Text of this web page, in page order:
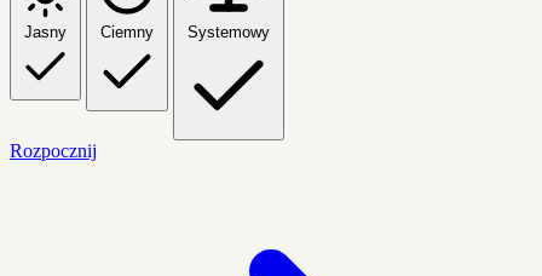
Jasny Ciemny Systemowy
Rozpocznij